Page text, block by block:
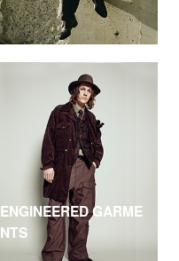
ENGINEERED GARME
NTS